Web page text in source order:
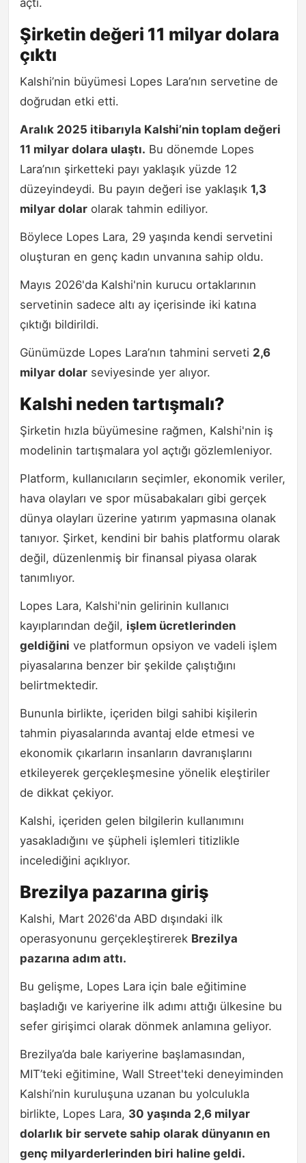
Şirketin değeri 11 milyar dolara
çıktı
Kalshi’nin büyümesi Lopes Lara’nın servetine de
doğrudan etki etti.
Aralık 2025 itibarıyla Kalshi’nin toplam değeri
11 milyar dolara ulaştı. Bu dönemde Lopes
Lara’nın şirketteki payı yaklaşık yüzde 12
düzeyindeydi. Bu payın değeri ise yaklaşık 1,3
milyar dolar olarak tahmin ediliyor.
Böylece Lopes Lara, 29 yaşında kendi servetini
oluşturan en genç kadın unvanına sahip oldu.
Mayıs 2026'da Kalshi'nin kurucu ortaklarının
servetinin sadece altı ay içerisinde iki katına
çıktığı bildirildi.
Günümüzde Lopes Lara’nın tahmini serveti 2,6
milyar dolar seviyesinde yer alıyor.
Kalshi neden tartışmalı?
Şirketin hızla büyümesine rağmen, Kalshi'nin iş
modelinin tartışmalara yol açtığı gözlemleniyor.
Platform, kullanıcıların seçimler, ekonomik veriler,
hava olayları ve spor müsabakaları gibi gerçek
dünya olayları üzerine yatırım yapmasına olanak
tanıyor. Şirket, kendini bir bahis platformu olarak
değil, düzenlenmiş bir finansal piyasa olarak
tanımlıyor.
Lopes Lara, Kalshi'nin gelirinin kullanıcı
kayıplarından değil, işlem ücretlerinden
geldiğini ve platformun opsiyon ve vadeli işlem
piyasalarına benzer bir şekilde çalıştığını
belirtmektedir.
Bununla birlikte, içeriden bilgi sahibi kişilerin
tahmin piyasalarında avantaj elde etmesi ve
ekonomik çıkarların insanların davranışlarını
etkileyerek gerçekleşmesine yönelik eleştiriler
de dikkat çekiyor.
Kalshi, içeriden gelen bilgilerin kullanımını
yasakladığını ve şüpheli işlemleri titizlikle
incelediğini açıklıyor.
Brezilya pazarına giriş
Kalshi, Mart 2026'da ABD dışındaki ilk
operasyonunu gerçekleştirerek Brezilya
pazarına adım attı.
Bu gelişme, Lopes Lara için bale eğitimine
başladığı ve kariyerine ilk adımı attığı ülkesine bu
sefer girişimci olarak dönmek anlamına geliyor.
Brezilya’da bale kariyerine başlamasından,
MIT’teki eğitimine, Wall Street'teki deneyiminden
Kalshi’nin kuruluşuna uzanan bu yolculukla
birlikte, Lopes Lara, 30 yaşında 2,6 milyar
dolarlık bir servete sahip olarak dünyanın en
genç milyarderlerinden biri haline geldi.